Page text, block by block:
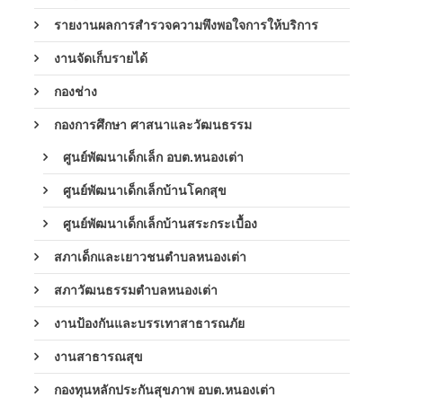
รายงานผลการสำรวจความพึงพอใจการให้บริการ
งานจัดเก็บรายได้
กองช่าง
กองการศึกษา ศาสนาและวัฒนธรรม
ศูนย์พัฒนาเด็กเล็ก อบต.หนองเต่า
ศูนย์พัฒนาเด็กเล็กบ้านโคกสุข
ศูนย์พัฒนาเด็กเล็กบ้านสระกระเบื้อง
สภาเด็กและเยาวชนตำบลหนองเต่า
สภาวัฒนธรรมตำบลหนองเต่า
งานป้องกันและบรรเทาสาธารณภัย
งานสาธารณสุข
กองทุนหลักประกันสุขภาพ อบต.หนองเต่า